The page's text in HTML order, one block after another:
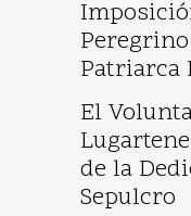
Patriarca
El
de la
Sepulcro